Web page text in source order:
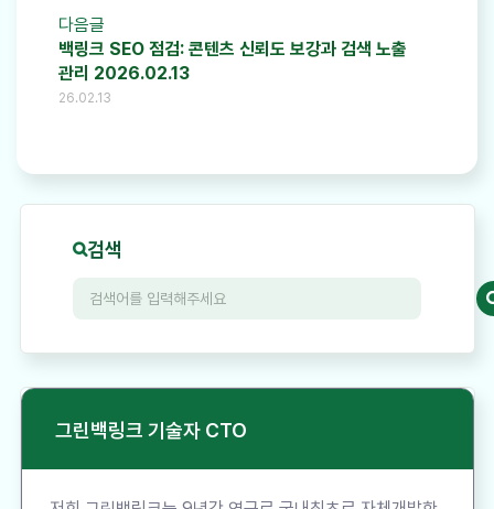
다음글
백링크 SEO 점검: 콘텐츠 신뢰도 보강과 검색 노출
관리 2026.02.13
26.02.13
검색
그린백링크 기술자 CTO